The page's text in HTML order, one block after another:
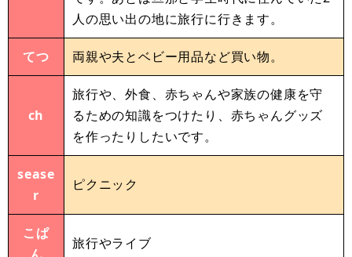
人の思い出の地に旅行に行きます。
てつ 両親や夫とベビー用品など買い物。
ch
旅行や、外食、赤ちゃんや家族の健康を守
るための知識をつけたり、赤ちゃんグッズ
を作ったりしたいです。
sease
r
ピクニック
こぱ
旅行やライブ